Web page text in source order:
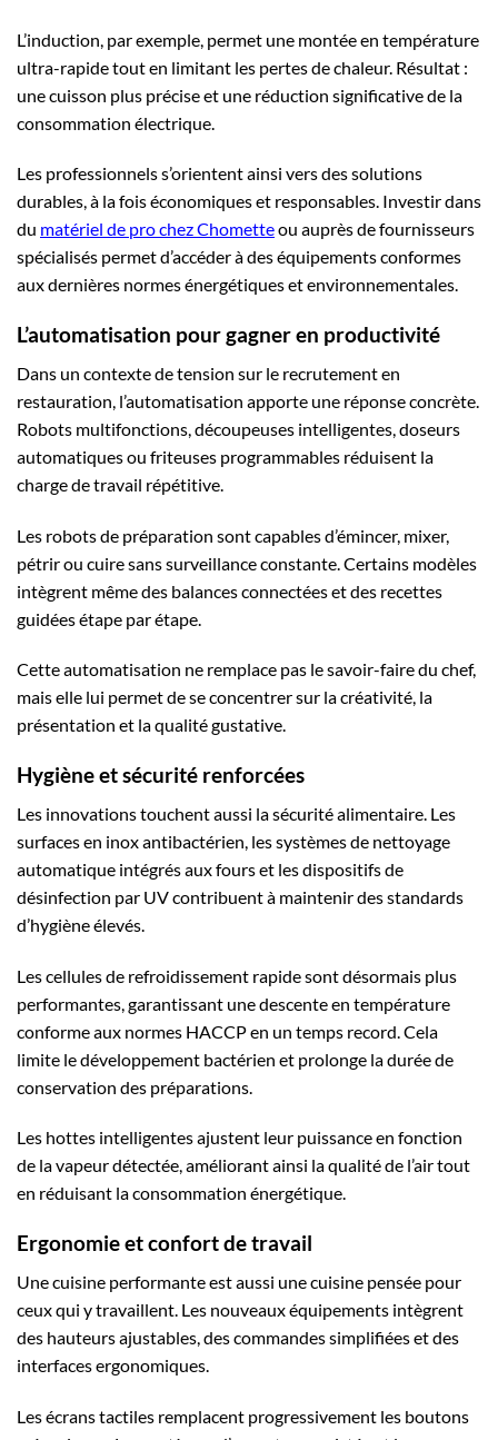
L’induction, par exemple, permet une montée en température
ultra-rapide tout en limitant les pertes de chaleur. Résultat :
une cuisson plus précise et une réduction significative de la
consommation électrique.
Les professionnels s’orientent ainsi vers des solutions
durables, à la fois économiques et responsables. Investir dans
du matériel de pro chez Chometteou auprès de fournisseurs
spécialisés permet d’accéder à des équipements conformes
aux dernières normes énergétiques et environnementales.
L’automatisation pour gagner en productivité
Dans un contexte de tension sur le recrutement en
restauration, l’automatisation apporte une réponse concrète.
Robots multifonctions, découpeuses intelligentes, doseurs
automatiques ou friteuses programmables réduisent la
charge de travail répétitive.
Les robots de préparation sont capables d’émincer, mixer,
pétrir ou cuire sans surveillance constante. Certains modèles
intègrent même des balances connectées et des recettes
guidées étape par étape.
Cette automatisation ne remplace pas le savoir-faire du chef,
mais elle lui permet de se concentrer sur la créativité, la
présentation et la qualité gustative.
Hygiène et sécurité renforcées
Les innovations touchent aussi la sécurité alimentaire. Les
surfaces en inox antibactérien, les systèmes de nettoyage
automatique intégrés aux fours et les dispositifs de
désinfection par UV contribuent à maintenir des standards
d’hygiène élevés.
Les cellules de refroidissement rapide sont désormais plus
performantes, garantissant une descente en température
conforme aux normes HACCP en un temps record. Cela
limite le développement bactérien et prolonge la durée de
conservation des préparations.
Les hottes intelligentes ajustent leur puissance en fonction
de la vapeur détectée, améliorant ainsi la qualité de l’air tout
en réduisant la consommation énergétique.
Ergonomie et confort de travail
Une cuisine performante est aussi une cuisine pensée pour
ceux qui y travaillent. Les nouveaux équipements intègrent
des hauteurs ajustables, des commandes simplifiées et des
interfaces ergonomiques.
Les écrans tactiles remplacent progressivement les boutons